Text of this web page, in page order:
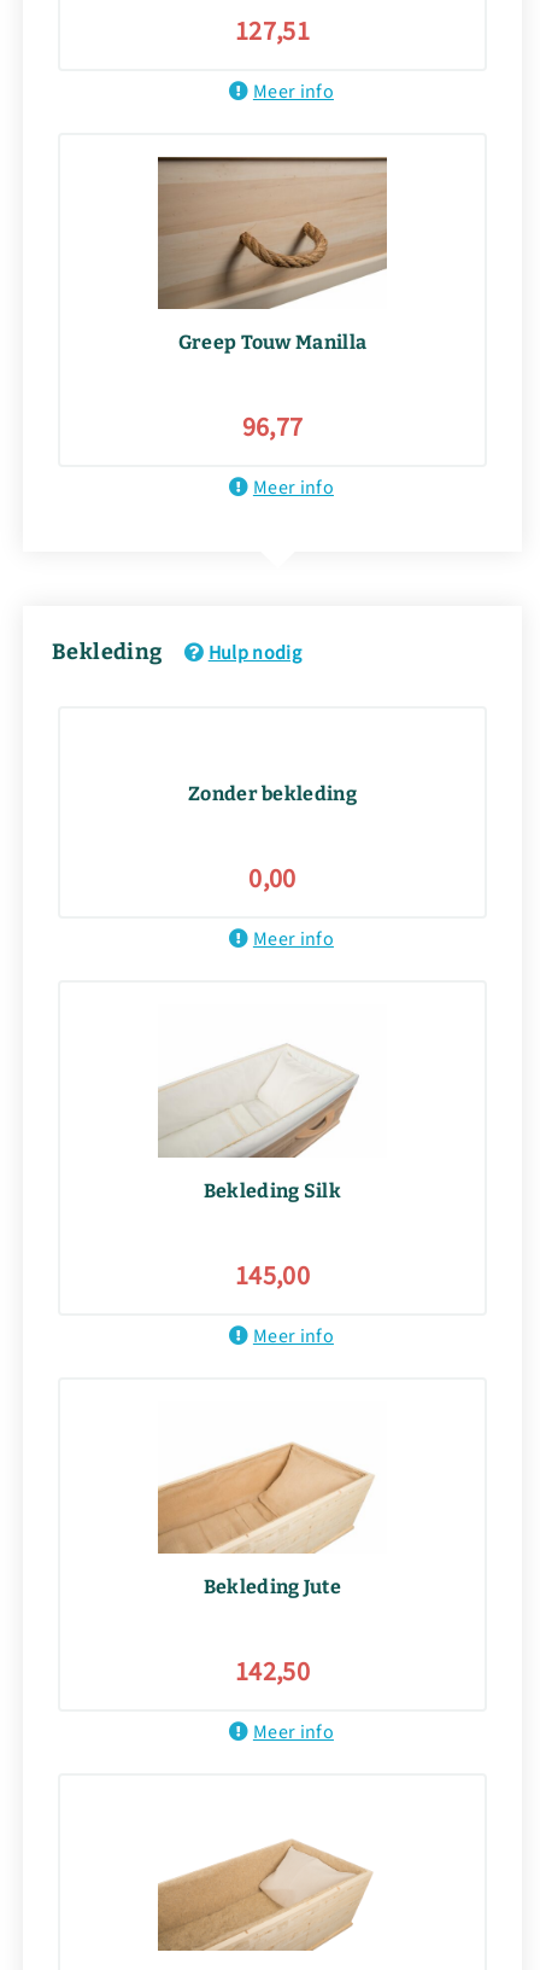
127,51
Meer info
Greep Touw Manilla
96,77
Meer info
Bekleding Hulp nodig
Zonder bekleding
0,00
Meer info
Bekleding Silk
145,00
Meer info
Bekleding Jute
142,50
Meer info